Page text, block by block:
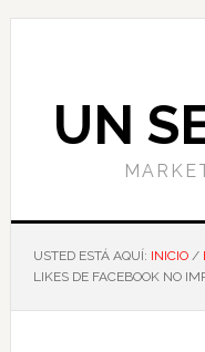
principalUN
USTED ESTÁ AQUÍ: INICIO /
LIKES DE FACEBOOK NO